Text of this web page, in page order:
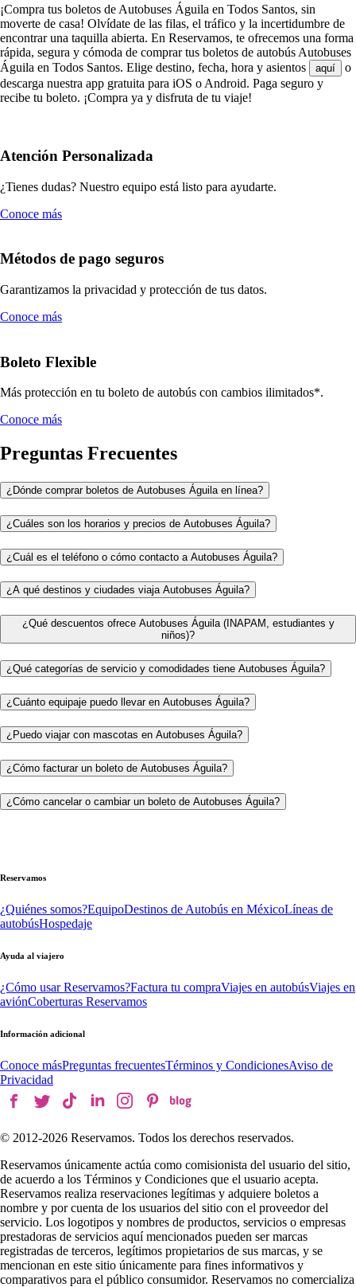
¡Compra tus boletos de Autobuses Águila en Todos Santos, sin
moverte de casa! Olvídate de las filas, el tráfico y la incertidumbre de
encontrar una taquilla abierta. En Reservamos, te ofrecemos una forma
rápida, segura y cómoda de comprar tus boletos de autobús Autobuses
Águila en Todos Santos. Elige destino, fecha, hora y asientos
aquí
o
descarga nuestra app gratuita para iOS o Android. Paga seguro y
recibe tu boleto. ¡Compra ya y disfruta de tu viaje!
Atención Personalizada
¿Tienes dudas? Nuestro equipo está listo para ayudarte.
Conoce más
Métodos de pago seguros
Garantizamos la privacidad y protección de tus datos.
Conoce más
Boleto Flexible
Más protección en tu boleto de autobús con cambios ilimitados*.
Conoce más
Preguntas Frecuentes
¿Dónde comprar boletos de Autobuses Águila en línea?
¿Cuáles son los horarios y precios de Autobuses Águila?
¿Cuál es el teléfono o cómo contacto a Autobuses Águila?
¿A qué destinos y ciudades viaja Autobuses Águila?
¿Qué descuentos ofrece Autobuses Águila (INAPAM, estudiantes y
niños)?
¿Qué categorías de servicio y comodidades tiene Autobuses Águila?
¿Cuánto equipaje puedo llevar en Autobuses Águila?
¿Puedo viajar con mascotas en Autobuses Águila?
¿Cómo facturar un boleto de Autobuses Águila?
¿Cómo cancelar o cambiar un boleto de Autobuses Águila?
Reservamos
¿Quiénes somos?EquipoDestinos de Autobús en MéxicoLíneas de
autobúsHospedaje
Ayuda al viajero
¿Cómo usar Reservamos?Factura tu compraViajes en autobúsViajes en
aviónCoberturas Reservamos
Información adicional
Conoce másPreguntas frecuentesTérminos y CondicionesAviso de
Privacidad
© 2012-2026 Reservamos. Todos los derechos reservados.
Reservamos únicamente actúa como comisionista del usuario del sitio,
de acuerdo a los Términos y Condiciones que el usuario acepta.
Reservamos realiza reservaciones legítimas y adquiere boletos a
nombre y por cuenta de los usuarios del sitio con el proveedor del
servicio. Los logotipos y nombres de productos, servicios o empresas
prestadoras de servicios aquí mencionados pueden ser marcas
registradas de terceros, legítimos propietarios de sus marcas, y se
mencionan en este sitio únicamente para fines informativos y
comparativos para el público consumidor. Reservamos no comercializa